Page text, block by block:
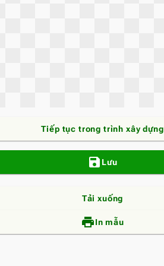
Tiếp tục trong trình xây dựng
save Lưu
Tải xuống
print_add
In mẫu